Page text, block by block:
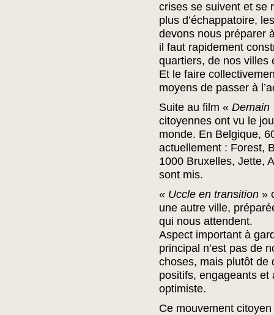
crises se suivent et se
plus d’échappatoire,
devons nous préparer
il faut rapidement
quartiers, de nos villes
Et le faire
moyens de passer à
Suite au film « Demain
citoyennes ont vu le
monde. En Belgique,
actuellement : Forest,
1000 Bruxelles, Jette,
sont mis.
« Uccle en transition »
une autre ville,
qui nous attendent.
Aspect important à
principal n’est pas de
choses, mais plutôt de
positifs, engageants
optimiste.
Ce mouvement